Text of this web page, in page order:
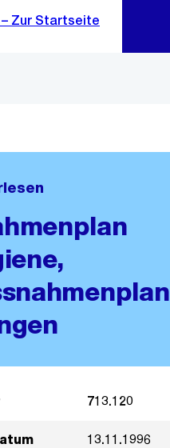
713.120
13.11.1996